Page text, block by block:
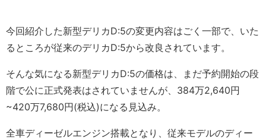
今回紹介した新型デリカD:5の変更内容はごく一部で、いた
るところが従来のデリカD:5から改良されています。
そんな気になる新型デリカD:5の価格は、まだ予約開始の段
階で公に正式発表はされていませんが、384万2,640円
~420万7,680円(税込)になる見込み。
全車ディーゼルエンジン搭載となり、従来モデルのディー